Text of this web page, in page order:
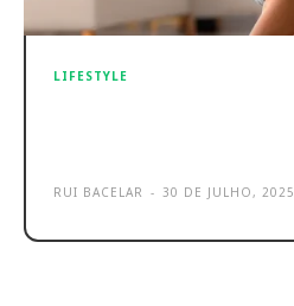
LIFESTYLE
RUI BACELAR - 30 DE JULHO, 2025